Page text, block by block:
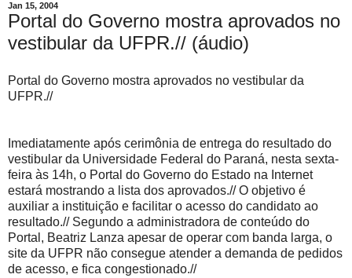
Jan 15, 2004
Portal do Governo mostra aprovados no
vestibular da UFPR.// (áudio)
Portal do Governo mostra aprovados no vestibular da
UFPR.//
Imediatamente após cerimônia de entrega do resultado do
vestibular da Universidade Federal do Paraná, nesta sexta-
feira às 14h, o Portal do Governo do Estado na Internet
estará mostrando a lista dos aprovados.// O objetivo é
auxiliar a instituição e facilitar o acesso do candidato ao
resultado.// Segundo a administradora de conteúdo do
Portal, Beatriz Lanza apesar de operar com banda larga, o
site da UFPR não consegue atender a demanda de pedidos
de acesso, e fica congestionado.//